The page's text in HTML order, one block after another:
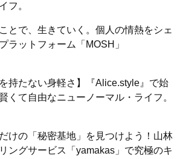
フ。
とで、生きていく。個人の情熱をシェ
ラットフォーム「MOSH」
を持たない身軽さ】『Alice.style』で始
くて自由なニューノーマル・ライフ。
けの「秘密基地」を見つけよう！山林
ングサービス「yamakas」で究極のキ